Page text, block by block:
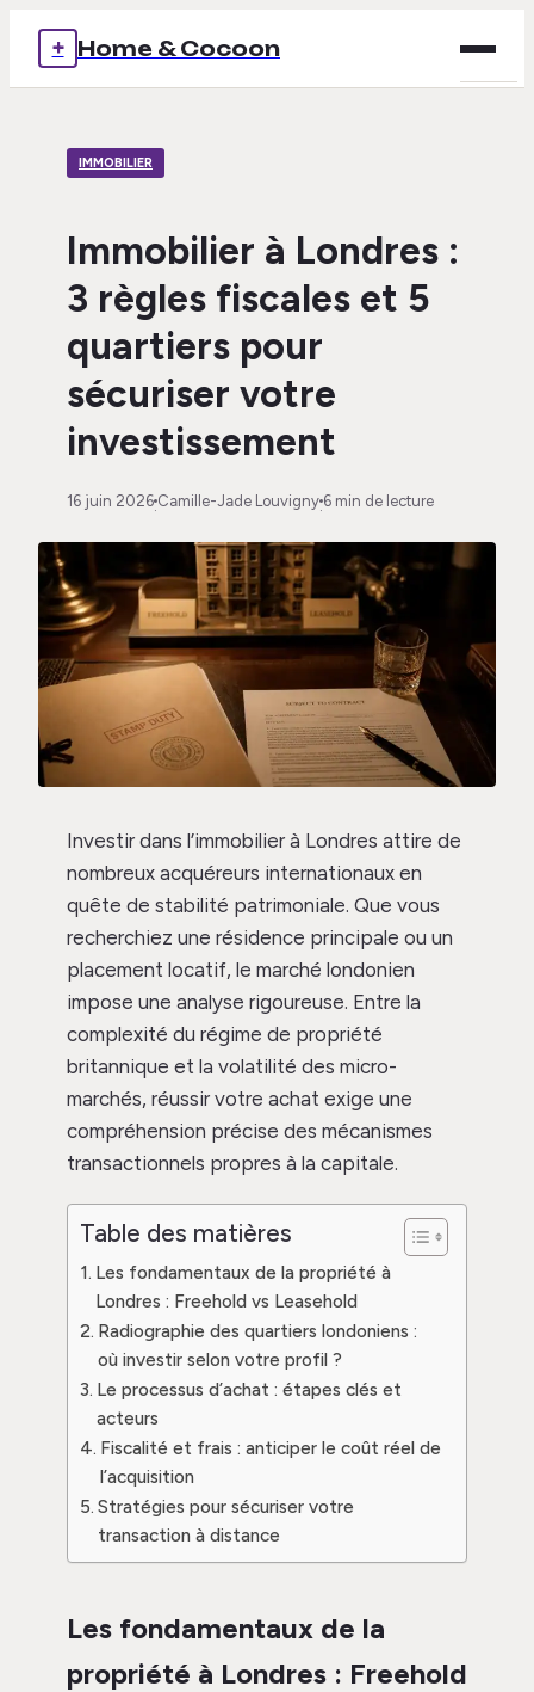
+ Home & Cocoon
IMMOBILIER
Immobilier à Londres :
3 règles fiscales et 5
quartiers pour
sécuriser votre
investissement
16 juin 2026
·
Camille-Jade Louvigny
·
6 min de lecture
Investir dans l’immobilier à Londres attire de
nombreux acquéreurs internationaux en
quête de stabilité patrimoniale. Que vous
recherchiez une résidence principale ou un
placement locatif, le marché londonien
impose une analyse rigoureuse. Entre la
complexité du régime de propriété
britannique et la volatilité des micro-
marchés, réussir votre achat exige une
compréhension précise des mécanismes
transactionnels propres à la capitale.
Table des matières
Les fondamentaux de la propriété à
Londres : Freehold vs Leasehold
Radiographie des quartiers londoniens :
où investir selon votre profil ?
Le processus d’achat : étapes clés et
acteurs
Fiscalité et frais : anticiper le coût réel de
l’acquisition
Stratégies pour sécuriser votre
transaction à distance
Les fondamentaux de la
propriété à Londres : Freehold